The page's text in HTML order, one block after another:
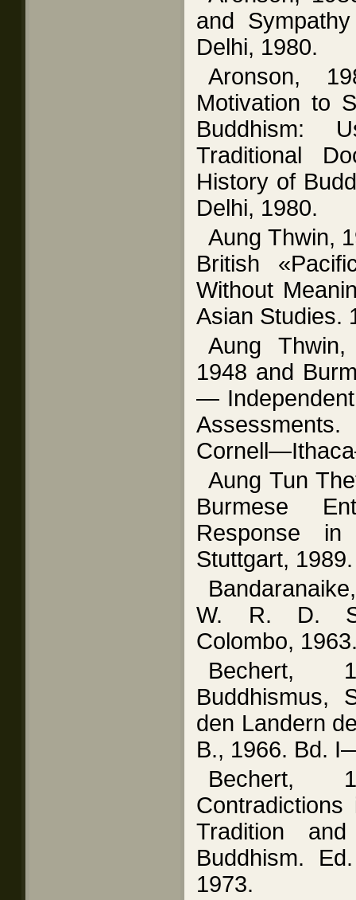
and
Delhi, 1980.
Aronson,
Motivation to
Buddhism:
Traditional
History of
Delhi, 1980.
Aung Thwin,
British
Without
Asian
Aung
1948 and
—
Aung Tun
Burmese
Response
Stuttgart, 1989.
W. R. D.
Colombo,
Bechert,
Buddhismus,
den Landern
B., 1966. Bd.
Bechert,
Tradition
Buddhism.
1973.